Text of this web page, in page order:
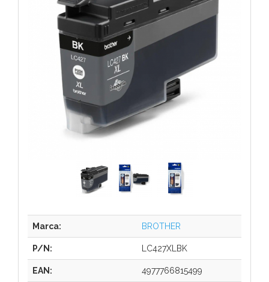
Marca: BROTHER
P/N: LC427XLBK
EAN: 4977766815499